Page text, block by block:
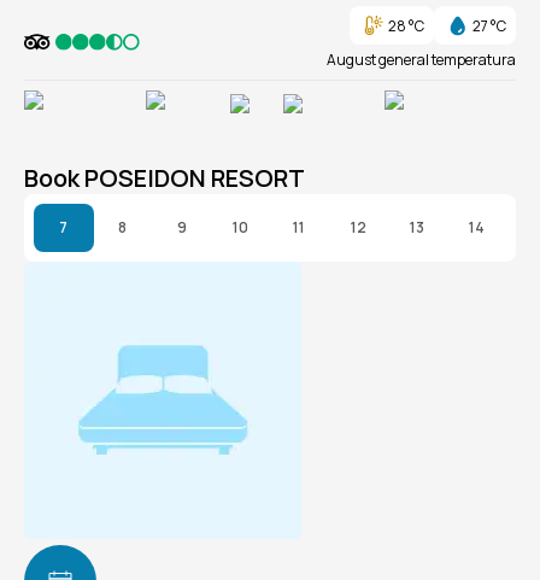
28 °C
27 °C
August general temperatura
Book POSEIDON RESORT
7 8 9 10 11 12 13 14